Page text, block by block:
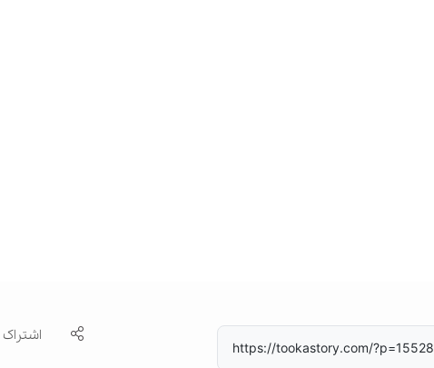
اشتراک
https://tookastory.com/?p=15528